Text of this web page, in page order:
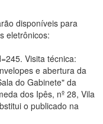
disponíveis para
eletrônicos:
Visita técnica:
e abertura da
do Gabinete" da
dos Ipês, nº 28, Vila
o publicado na